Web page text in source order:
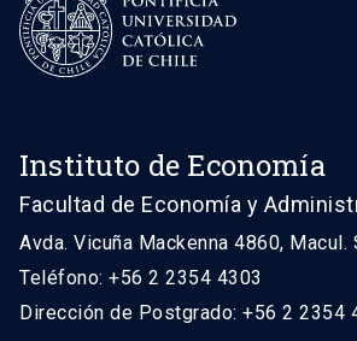
Instituto de Economía
Facultad de Economía y
Avda. Vicuña Mackenna 4860, Macul.
Teléfono: +56 2 2354 4303
Dirección de Postgrado: +56 2 2354